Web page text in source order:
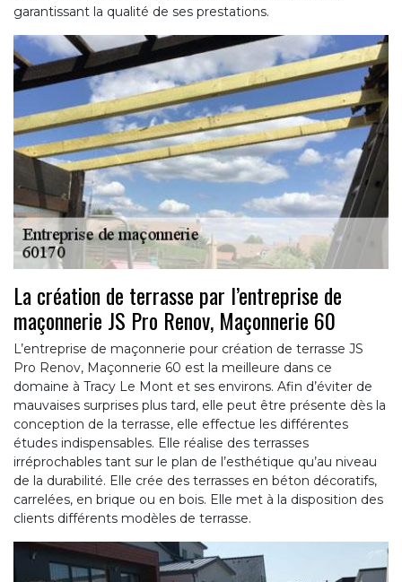
garantissant la qualité de ses prestations.
La création de terrasse par l’entreprise de
maçonnerie JS Pro Renov, Maçonnerie 60
L’entreprise de maçonnerie pour création de terrasse JS
Pro Renov, Maçonnerie 60 est la meilleure dans ce
domaine à Tracy Le Mont et ses environs. Afin d’éviter de
mauvaises surprises plus tard, elle peut être présente dès la
conception de la terrasse, elle effectue les différentes
études indispensables. Elle réalise des terrasses
irréprochables tant sur le plan de l’esthétique qu’au niveau
de la durabilité. Elle crée des terrasses en béton décoratifs,
carrelées, en brique ou en bois. Elle met à la disposition des
clients différents modèles de terrasse.